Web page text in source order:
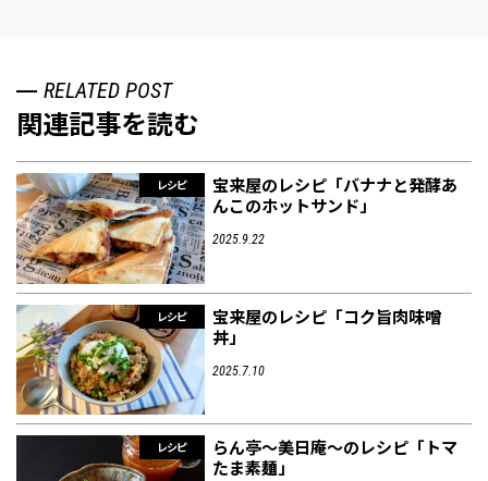
RELATED POST
関連記事を読む
レシピ
宝来屋のレシピ「バナナと発酵あ
んこのホットサンド」
2025.9.22
レシピ
宝来屋のレシピ「コク旨肉味噌
丼」
2025.7.10
レシピ
らん亭～美日庵～のレシピ「トマ
たま素麺」